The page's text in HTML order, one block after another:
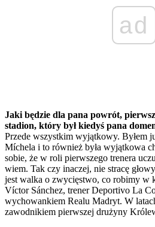
ad
Jaki będzie dla pana powrót,
stadion, który był kiedyś pana
Przede wszystkim wyjątkowy. Byłem
Míchela i to również była wyjątkowa
sobie, że w roli pierwszego trenera
wiem. Tak czy inaczej, nie stracę
jest walka o zwycięstwo, co robimy w
Víctor Sánchez, trener Deportivo La
wychowankiem Realu Madryt. W
zawodnikiem pierwszej drużyny